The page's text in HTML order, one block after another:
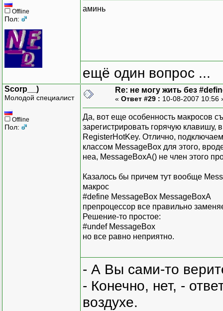
Offline
Пол:
аминь
ещё один вопрос ...
Scorp__)
Молодой специалист
Offline
Пол:
Re: не могу жить без
« Ответ #29 : 10-08-2007 10:56
Да, вот еще особенность макросов
зарегистрировать горячую клавишу,
RegisterHotKey. Отлично,
классом MessageBox для этого,
неа, MessageBoxA() не член этого
Казалось бы причем тут вообще
макрос
#define MessageBox MessageBoxA
препроцессор все правильно
Решение-то простое:
#undef MessageBox
но все равно неприятно.
- А Вы сами-то
- Конечно, нет, -
воздухе.